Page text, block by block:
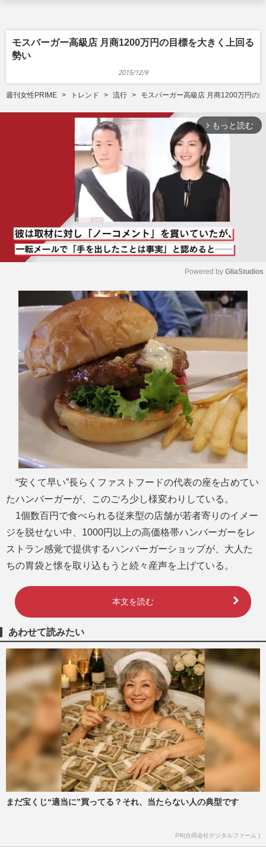
モスバーガー高級店 月商1200万円の目標を大きく上回る
勢い
2015/12/9
週刊女性PRIME トレンド 流行 モスバーガー高級店 月商1200万円の
arrow_forward_ios もっと読む
M
u
Powered by GliaStudios
“安くて早い”長らくファストフードの代表の座を占めてい
たハンバーガーが、このごろ少し様変わりしている。
1個数百円で食べられる従来型の店舗が若者寄りのイメー
ジを脱せない中、1000円以上の高価格帯ハンバーガーをレ
ストラン感覚で提供するハンバーガーショップが、大人た
ちの胃袋と懐を取り込もうと続々産声を上げている。
本文を読む
あわせて読みたい
まだ宝くじ“適当に”買ってる？それ、当たらない人の典型です
PR(合同会社デジタルファーム )